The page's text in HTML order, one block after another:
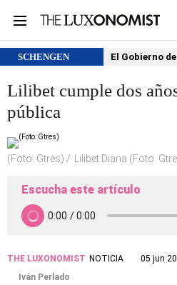
SCHENGEN El Gobierno
Lilibet cumple dos
pública
(Foto: Gtres) Lilibet Diana (Foto:
Escucha este artículo
THE LUXONOMIST NOTICIA
05 jun
Iván Perlado